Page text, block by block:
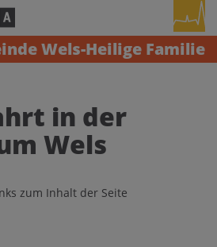
Wels-Heilige Familie
in der
Wels
zum Inhalt der Seite